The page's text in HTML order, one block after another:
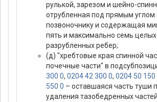
рулькой, зарезом и шейно-
отрубленная под прямым углом
позвоночнику и содержащая
пять и максимально семь
разрубленных ребер;
(д) "хребтовые края спинной
почечные части" в
300 0, 0204 42 300 0, 0204 50 150
550 0 – оставшаяся часть туши
удаления тазобедренных